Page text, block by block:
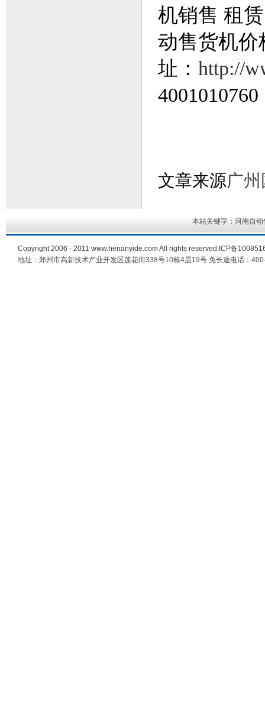
机销售 租
动售货机价
址： http://
4001010760
文章来源广
本站关键字：河南自
Copyright 2006 - 2011 www.henanyide.comAll rights reserved.ICP备
地址：郑州市高新技术产业开发区莲花街338号10栋4层19号 免长途电话：